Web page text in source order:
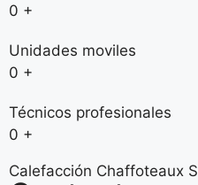
0 +
Unidades moviles
0 +
Técnicos profesionales
0 +
Calefacción Chaffoteaux